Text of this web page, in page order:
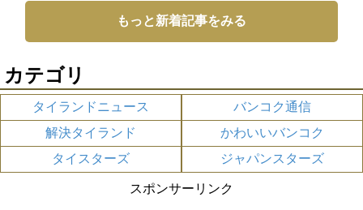
もっと新着記事をみる
カテゴリ
タイランドニュース
バンコク通信
解決タイランド
かわいいバンコク
タイスターズ
ジャパンスターズ
スポンサーリンク